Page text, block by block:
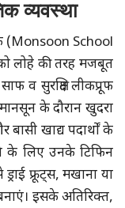
व्यवस्था
(Monsoon School
लोहे की तरह मजबूत
व सुरक्षित लीकप्रूफ
के दौरान खुदरा
खाद्य पदार्थों के
के लिए उनके टिफिन
फ्रूट्स, मखाना या
इसके अतिरिक्त,